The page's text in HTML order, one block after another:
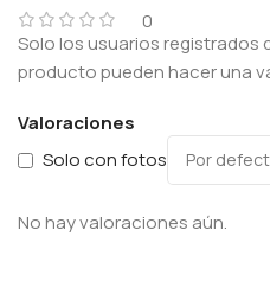
0
Valoraciones
Solo con fotos
No hay valoraciones aún.
Solo los usuarios registrados
producto pueden hacer una